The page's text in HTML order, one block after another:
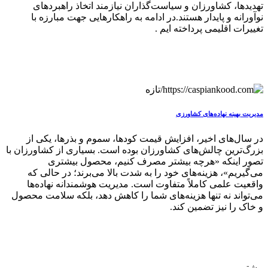
تهدیدها، کشاورزان و سیاست‌گذاران نیازمند اتخاذ راهبردهای
نوآورانه و پایدار هستند.در ادامه به راهکارهایی جهت مبارزه با
تغییرات اقلیمی پرداخته ایم .
مدیریت بهینه نهاده‌های کشاورزی
در سال‌های اخیر، افزایش قیمت کودها، سموم و بذرها، یکی از
بزرگ‌ترین چالش‌های کشاورزان بوده است. بسیاری از کشاورزان با
تصور اینکه «هرچه بیشتر مصرف کنیم، محصول بیشتری
می‌گیریم»، هزینه‌های خود را به شدت بالا می‌برند؛ در حالی که
واقعیت علمی کاملاً متفاوت است. مدیریت هوشمندانه نهاده‌ها
می‌تواند نه تنها هزینه‌های شما را کاهش دهد، بلکه سلامت محصول
و خاک را نیز تضمین کند.